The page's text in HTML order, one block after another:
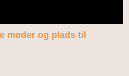
møder og plads til